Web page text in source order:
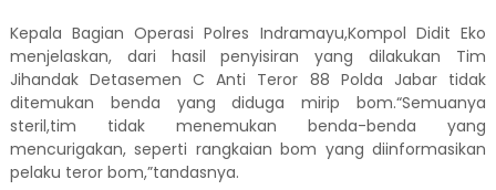
Kepala Bagian Operasi Polres Indramayu,Kompol Didit Eko
menjelaskan, dari hasil penyisiran yang dilakukan Tim
Jihandak Detasemen C Anti Teror 88 Polda Jabar tidak
ditemukan benda yang diduga mirip bom.“Semuanya
steril,tim tidak menemukan benda-benda yang
mencurigakan, seperti rangkaian bom yang diinformasikan
pelaku teror bom,”tandasnya.